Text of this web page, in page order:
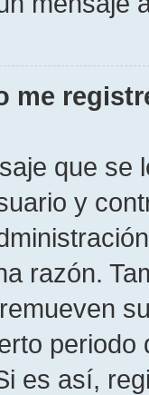
me
que se
y
razón.
es así,